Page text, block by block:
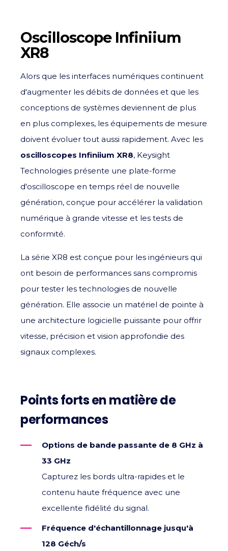
Oscilloscope Infiniium
XR8
Alors que les interfaces numériques continuent
d'augmenter les débits de données et que les
conceptions de systèmes deviennent de plus
en plus complexes, les équipements de mesure
doivent évoluer tout aussi rapidement. Avec les
oscilloscopes Infiniium XR8, Keysight
Technologies présente une plate-forme
d'oscilloscope en temps réel de nouvelle
génération, conçue pour accélérer la validation
numérique à grande vitesse et les tests de
conformité.
La série XR8 est conçue pour les ingénieurs qui
ont besoin de performances sans compromis
pour tester les technologies de nouvelle
génération. Elle associe un matériel de pointe à
une architecture logicielle puissante pour offrir
vitesse, précision et vision approfondie des
signaux complexes.
Points forts en matière de
performances
Options de bande passante de 8 GHz à
33 GHz
Capturez les bords ultra-rapides et le
contenu haute fréquence avec une
excellente fidélité du signal.
Fréquence d'échantillonnage jusqu'à
128 Géch/s